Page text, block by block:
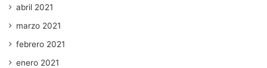
abril 2021
marzo 2021
febrero 2021
enero 2021